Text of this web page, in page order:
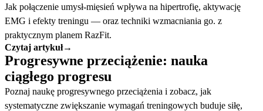
Jak połączenie umysł-mięsień wpływa na hipertrofię, aktywację
EMG i efekty treningu — oraz techniki wzmacniania go. z
praktycznym planem RazFit.
Czytaj artykuł→
Progresywne przeciążenie: nauka
ciągłego progresu
Poznaj naukę progresywnego przeciążenia i zobacz, jak
systematyczne zwiększanie wymagań treningowych buduje siłę,